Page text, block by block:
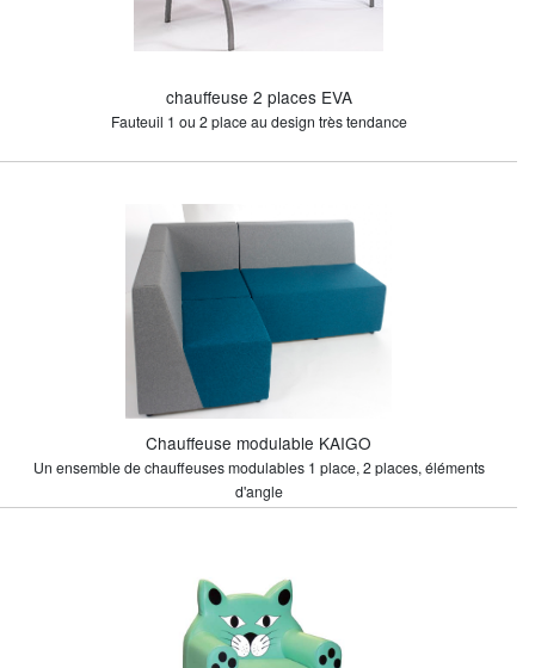
chauffeuse 2 places EVA
Fauteuil 1 ou 2 place au design très tendance
Chauffeuse modulable KAIGO
Un ensemble de chauffeuses modulables 1 place, 2 places, éléments
d'angle